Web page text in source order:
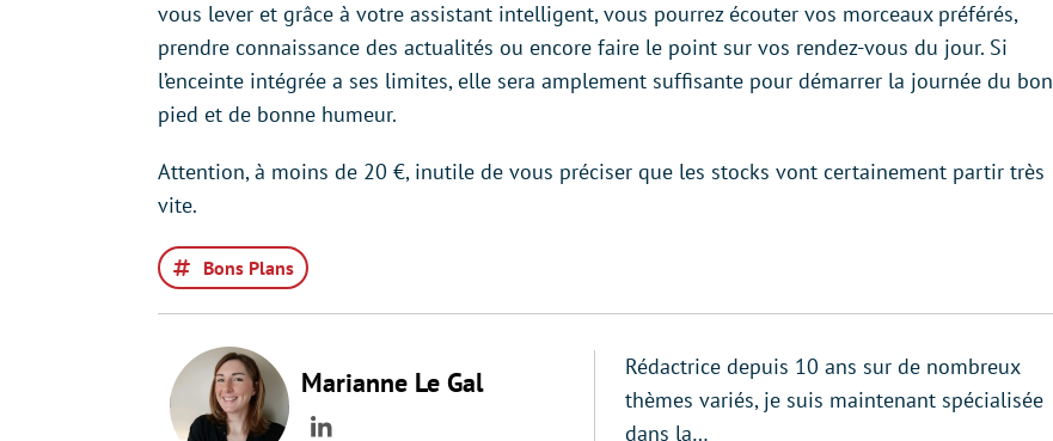
vous lever et grâce à votre assistant intelligent, vous pourrez écouter vos morceaux préférés,
prendre connaissance des actualités ou encore faire le point sur vos rendez-vous du jour. Si
l’enceinte intégrée a ses limites, elle sera amplement suffisante pour démarrer la journée du bon
pied et de bonne humeur.
Attention, à moins de 20 €, inutile de vous préciser que les stocks vont certainement partir très
vite.
Bons Plans
Marianne Le Gal
Rédactrice depuis 10 ans sur de nombreux
thèmes variés, je suis maintenant spécialisée
dans la…